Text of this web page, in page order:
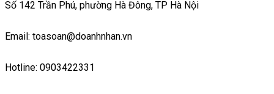
Số 142 Trần Phú, phường Hà Đông, TP Hà Nội
Email: toasoan@doanhnhan.vn
Hotline: 0903422331